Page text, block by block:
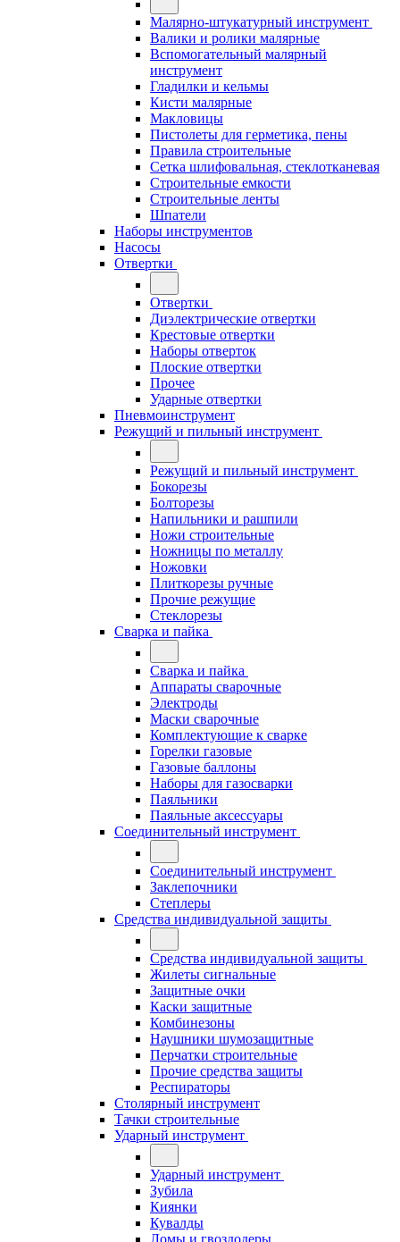
Малярно-штукатурный инструмент
Валики и ролики малярные
Вспомогательный малярный
инструмент
Гладилки и кельмы
Кисти малярные
Макловицы
Пистолеты для герметика, пены
Правила строительные
Сетка шлифовальная, стеклотканевая
Строительные емкости
Строительные ленты
Шпатели
Наборы инструментов
Насосы
Отвертки
Отвертки
Диэлектрические отвертки
Крестовые отвертки
Наборы отверток
Плоские отвертки
Прочее
Ударные отвертки
Пневмоинструмент
Режущий и пильный инструмент
Режущий и пильный инструмент
Бокорезы
Болторезы
Напильники и рашпили
Ножи строительные
Ножницы по металлу
Ножовки
Плиткорезы ручные
Прочие режущие
Стеклорезы
Сварка и пайка
Сварка и пайка
Аппараты сварочные
Электроды
Маски сварочные
Комплектующие к сварке
Горелки газовые
Газовые баллоны
Наборы для газосварки
Паяльники
Паяльные аксессуары
Соединительный инструмент
Соединительный инструмент
Заклепочники
Степлеры
Средства индивидуальной защиты
Средства индивидуальной защиты
Жилеты сигнальные
Защитные очки
Каски защитные
Комбинезоны
Наушники шумозащитные
Перчатки строительные
Прочие средства защиты
Респираторы
Столярный инструмент
Тачки строительные
Ударный инструмент
Ударный инструмент
Зубила
Киянки
Кувалды
Ломы и гвоздодеры